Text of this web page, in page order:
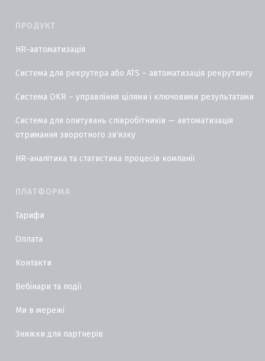
ПРОДУКТ
HR-автоматизація
Система для рекрутера або ATS – автоматизація рекрутингу
Система OKR – управління цілями і ключовими результатами
Система для опитувань співробітників — автоматизація
отримання зворотного звʼязку
HR-аналітика та статистика процесів компанії
ПЛАТФОРМА
Тарифи
Оплата
Контакти
Вебінари та події
Ми в мережі
Знижки для партнерів